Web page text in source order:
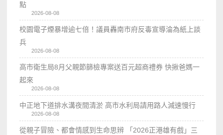
點
2026-08-08
校園電子煙暴增逾七倍！議員轟南市府反毒宣導淪為紙上談
兵
2026-08-08
高市衛生局8月父親節篩檢專案送百元超商禮券 快揪爸媽一
起來
2026-08-08
中正地下道排水溝夜間清淤 高市水利局請用路人減速慢行
2026-08-08
從親子冒險、都會情感到生命思辨 「2026正港雄有戲」三